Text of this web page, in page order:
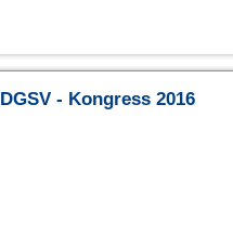
DGSV - Kongress 2016